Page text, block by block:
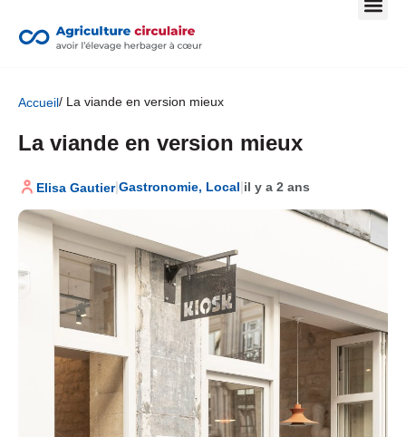
Accueil/ La viande en version mieux
La viande en version mieux
Elisa Gautier|Gastronomie, Local|il y a 2 ans